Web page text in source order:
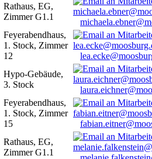
Rathaus, EG,
Zimmer G1.1
Feyerabendhaus,
1. Stock, Zimmer
12
Hypo-Gebäude,
3. Stock
Feyerabendhaus,
1. Stock, Zimmer
15
Rathaus, EG,
Zimmer G1.1